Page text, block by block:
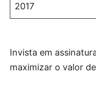
2017
Invista em
maximizar o valor